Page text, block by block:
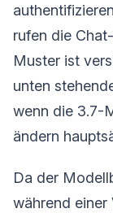
rufen die
Muster ist
unten
wenn die 3.7-
ändern
Da der
während einer